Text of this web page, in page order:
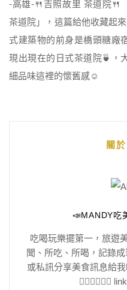
-高雄-🍴吉照故里 茶道院
茶道院」，這篇給他收藏起
式建築物的前身是橋頭糖廠
現出現在的日式茶道院🍵，
細品味這裡的懷舊感☺️
關
📣MANDY吃
吃喝玩樂擺第一，旅遊
聞、所吃、所喝，記錄
或私訊分享美食訊息給
👇🏻👇🏻👇🏻